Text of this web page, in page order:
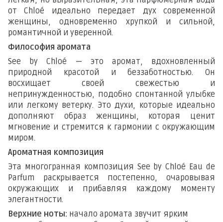
от Chloé идеально передает дух современной
женщины, одновременно хрупкой и сильной,
романтичной и уверенной.
Философия аромата
See by Chloé — это аромат, вдохновленный
природной красотой и беззаботностью. Он
восхищает своей свежестью и
непринужденностью, подобно спонтанной улыбке
или легкому ветерку. Это духи, которые идеально
дополняют образ женщины, которая ценит
мгновение и стремится к гармонии с окружающим
миром.
Ароматная композиция
Эта многогранная композиция See by Chloé Eau de
Parfum раскрывается постепенно, очаровывая
окружающих и прибавляя каждому моменту
элегантности.
Верхние ноты: начало аромата звучит ярким